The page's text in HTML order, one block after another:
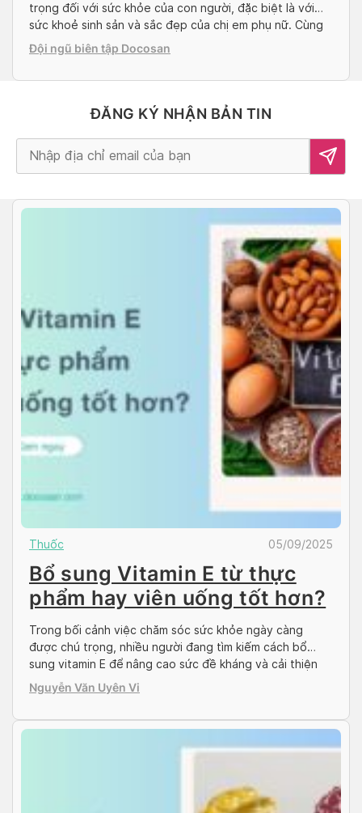
trọng đối với sức khỏe của con người, đặc biệt là với
sức khoẻ sinh sản và sắc đẹp của chị em phụ nữ. Cùng
Docosan tìm hiểu vấn đề Vitamin E tăng cường chức
năng buồng trứng qua bài viết dưới đây. […]
Đội ngũ biên tập Docosan
ĐĂNG KÝ NHẬN BẢN TIN
Thuốc 05/09/2025
Bổ sung Vitamin E từ thực
phẩm hay viên uống tốt hơn?
Trong bối cảnh việc chăm sóc sức khỏe ngày càng
được chú trọng, nhiều người đang tìm kiếm cách bổ
sung vitamin E để nâng cao sức đề kháng và cải thiện
làn da. Vậy “Bổ sung Vitamin E từ thực phẩm hay viên
uống tốt hơn?”. Có rất nhiều nguồn thực phẩm giàu
Nguyễn Văn Uyên Vi